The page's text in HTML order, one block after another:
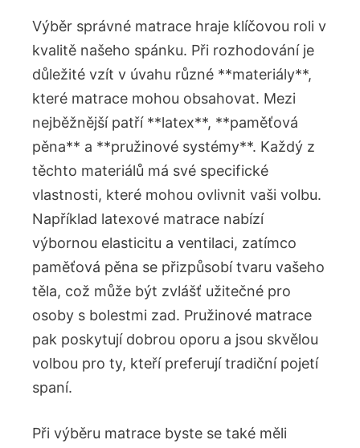
Výběr správné matrace hraje klíčovou roli v
kvalitě našeho spánku. Při rozhodování je
důležité vzít v úvahu různé **materiály**,
které matrace mohou obsahovat. Mezi
nejběžnější patří **latex**, **paměťová
pěna** a **pružinové systémy**. Každý z
těchto materiálů má své specifické
vlastnosti, které mohou ovlivnit vaši volbu.
Například latexové matrace nabízí
výbornou elasticitu a ventilaci, zatímco
paměťová pěna se přizpůsobí tvaru vašeho
těla, což může být zvlášť užitečné pro
osoby s bolestmi zad. Pružinové matrace
pak poskytují dobrou oporu a jsou skvělou
volbou pro ty, kteří preferují tradiční pojetí
spaní.
Při výběru matrace byste se také měli